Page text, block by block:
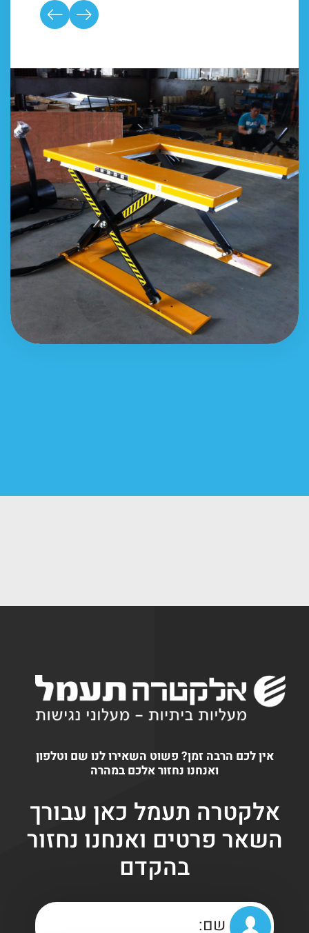
אין לכם הרבה זמן? פשוט השאירו לנו שם וטלפון
ואנחנו נחזור אלכם במהרה
אלקטרה תעמל כאן עבורך
השאר פרטים ואנחנו נחזור
בהקדם